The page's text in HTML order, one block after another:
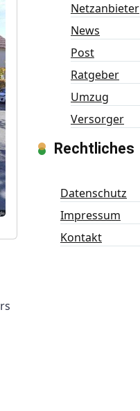
Netzanbieter
News
Post
Ratgeber
Umzug
Versorger
Rechtliches
Datenschutz
Impressum
Kontakt